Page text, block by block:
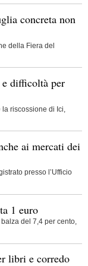
concreta non
della Fiera del
difficoltà per
riscossione di Ici,
ai mercati dei
presso l’Ufficio
1 euro
del 7,4 per cento,
libri e corredo